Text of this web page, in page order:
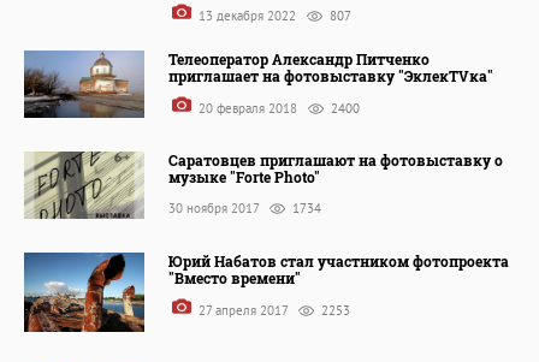
13 декабря 2022 807
Телеоператор Александр Питченко
приглашает на фотовыставку "ЭклекTVка"
20 февраля 2018 2400
Саратовцев приглашают на фотовыставку о
музыке "Forte Photo"
30 ноября 2017 1734
Юрий Набатов стал участником фотопроекта
"Вместо времени"
27 апреля 2017 2253